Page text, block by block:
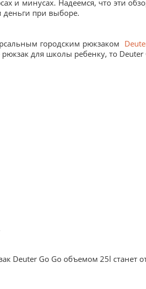
и минусах. Надеемся, что эти
деньги при выборе.
городским рюкзаком
для школы ребенку, то
Deuter Go Go объемом 25l станет